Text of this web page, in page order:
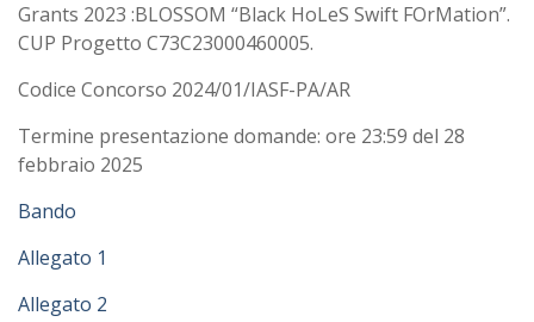
Grants 2023 :BLOSSOM “Black HoLeS Swift FOrMation”.
CUP Progetto C73C23000460005.
Codice Concorso 2024/01/IASF-PA/AR
Termine presentazione domande: ore 23:59 del 28
febbraio 2025
Bando
Allegato 1
Allegato 2